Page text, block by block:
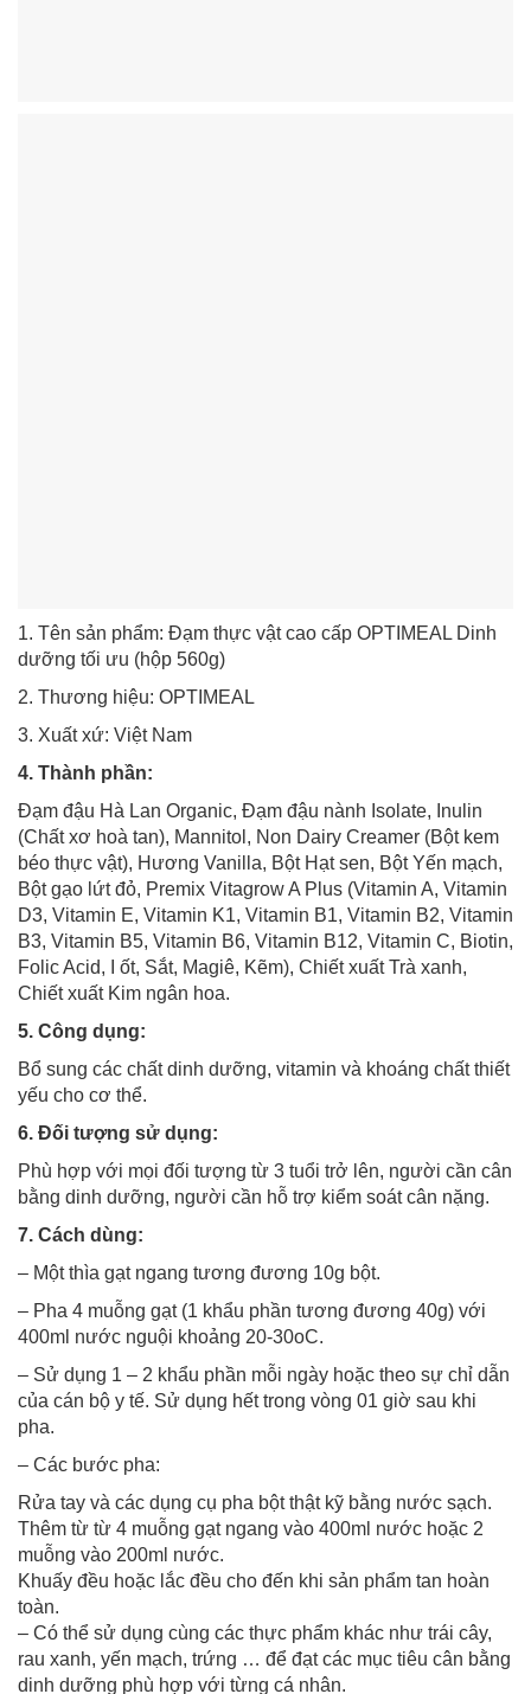
1. Tên sản phẩm: Đạm thực vật cao cấp OPTIMEAL Dinh
dưỡng tối ưu (hộp 560g)
2. Thương hiệu: OPTIMEAL
3. Xuất xứ: Việt Nam
4. Thành phần:
Đạm đậu Hà Lan Organic, Đạm đậu nành Isolate, Inulin
(Chất xơ hoà tan), Mannitol, Non Dairy Creamer (Bột kem
béo thực vật), Hương Vanilla, Bột Hạt sen, Bột Yến mạch,
Bột gạo lứt đỏ, Premix Vitagrow A Plus (Vitamin A, Vitamin
D3, Vitamin E, Vitamin K1, Vitamin B1, Vitamin B2, Vitamin
B3, Vitamin B5, Vitamin B6, Vitamin B12, Vitamin C, Biotin,
Folic Acid, I ốt, Sắt, Magiê, Kẽm), Chiết xuất Trà xanh,
Chiết xuất Kim ngân hoa.
5. Công dụng:
Bổ sung các chất dinh dưỡng, vitamin và khoáng chất thiết
yếu cho cơ thể.
6. Đối tượng sử dụng:
Phù hợp với mọi đối tượng từ 3 tuổi trở lên, người cần cân
bằng dinh dưỡng, người cần hỗ trợ kiểm soát cân nặng.
7. Cách dùng:
– Một thìa gạt ngang tương đương 10g bột.
– Pha 4 muỗng gạt (1 khẩu phần tương đương 40g) với
400ml nước nguội khoảng 20-30oC.
– Sử dụng 1 – 2 khẩu phần mỗi ngày hoặc theo sự chỉ dẫn
của cán bộ y tế. Sử dụng hết trong vòng 01 giờ sau khi
pha.
– Các bước pha:
Rửa tay và các dụng cụ pha bột thật kỹ bằng nước sạch.
Thêm từ từ 4 muỗng gạt ngang vào 400ml nước hoặc 2
muỗng vào 200ml nước.
Khuấy đều hoặc lắc đều cho đến khi sản phẩm tan hoàn
toàn.
– Có thể sử dụng cùng các thực phẩm khác như trái cây,
rau xanh, yến mạch, trứng … để đạt các mục tiêu cân bằng
dinh dưỡng phù hợp với từng cá nhân.